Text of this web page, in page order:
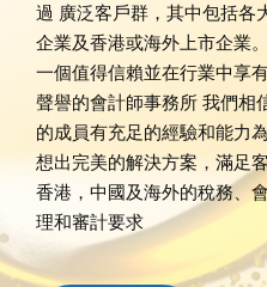
過 廣泛客戶群，其中包括各
企業及香港或海外上市企業
一個值得信賴並在行業中享
聲譽的會計師事務所 我們相
的成員有充足的經驗和能力
想出完美的解決方案，滿足
香港，中國及海外的稅務、
理和審計要求